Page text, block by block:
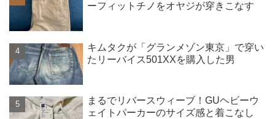
ーフィットチノをオヤジが穿きこなす
キムタクが「グランメゾン東京」で穿い
たリーバイス501XXを購入した男
まるでリバースウィーブ！GUヘビーウ
ェイトパーカーのサイズ感と着こなし